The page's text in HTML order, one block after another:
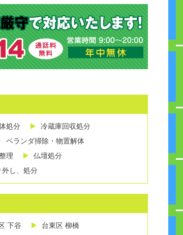
処分
冷蔵庫回収処分
ベランダ掃除・物置解体
理
仏壇処分
外し、処分
下谷
台東区 柳橋